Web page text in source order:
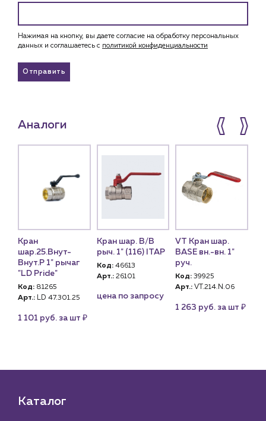
Нажимая на кнопку, вы даете согласие на обработку персональных
данных и соглашаетесь c политикой конфиденциальности
Отправить
Аналоги
Кран
шар.25.Внут-
Внут.Р 1" рычаг
"LD Pride"
Код: 81265
Арт.: LD 47.301.25
1 101 руб. за шт ₽
Кран шар. В/В
рыч. 1" (116) ITAP
Код: 46613
Арт.: 26101
цена по запросу
VT Кран шар.
BASE вн.-вн. 1"
руч.
Код: 39925
Арт.: VT.214.N.06
1 263 руб. за шт₽
Каталог